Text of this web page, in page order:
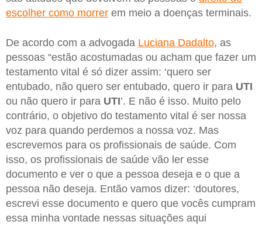
escolher como morrer em meio a doenças terminais.
De acordo com a advogada Luciana Dadalto, as
pessoas “estão acostumadas ou acham que fazer um
testamento vital é só dizer assim: ‘quero ser
entubado, não quero ser entubado, quero ir para UTI
ou não quero ir para UTI’. E não é isso. Muito pelo
contrário, o objetivo do testamento vital é ser nossa
voz para quando perdemos a nossa voz. Mas
escrevemos para os profissionais de saúde. Com
isso, os profissionais de saúde vão ler esse
documento e ver o que a pessoa deseja e o que a
pessoa não deseja. Então vamos dizer: ‘doutores,
escrevi esse documento e quero que vocês cumpram
essa minha vontade nessas situações aqui